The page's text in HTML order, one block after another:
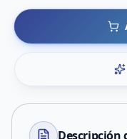
Descripción